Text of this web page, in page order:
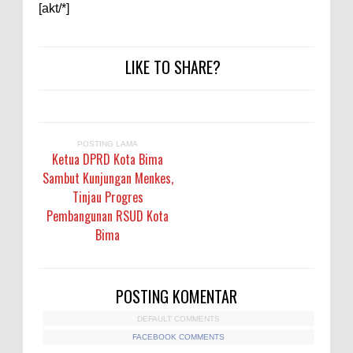
[akt/*]
LIKE TO SHARE?
POSTING LAMA
Ketua DPRD Kota Bima
Sambut Kunjungan Menkes,
Tinjau Progres
Pembangunan RSUD Kota
Bima
POSTING KOMENTAR
DEFAULT COMMENTS
FACEBOOK COMMENTS